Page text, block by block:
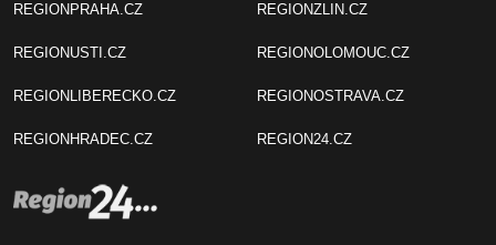
REGIONPRAHA.CZ
REGIONUSTI.CZ
REGIONLIBERECKO.CZ
REGIONHRADEC.CZ
REGIONZLIN.CZ
REGIONOLOMOUC.CZ
REGIONOSTRAVA.CZ
REGION24.CZ